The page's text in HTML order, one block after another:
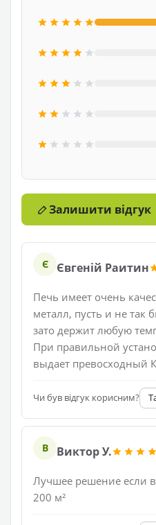
Залишити відгук
Є Євгеній Раитин
Печь имеет очень
металл, пусть и не так
зато держит любую
При правильной
выдает превосходный
Чи був відгук корисним?
В Виктор У.
Лучшее решение если
200 м²